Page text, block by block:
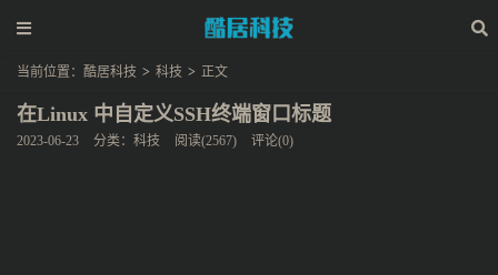
当前位置： 酷居科技 > 科技 > 正文
在Linux 中自定义SSH终端窗口标题
2023-06-23 分类： 科技 阅读(2567) 评论(0)